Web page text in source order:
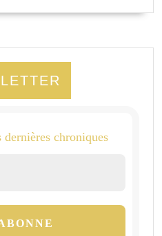
dernières chroniques